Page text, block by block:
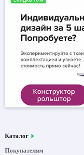
Каталог
Покупателям